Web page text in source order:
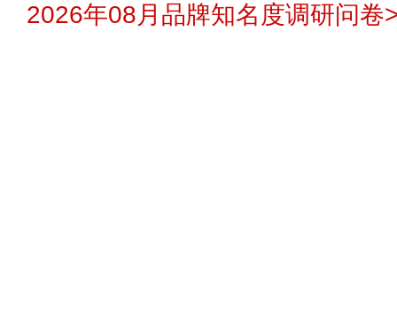
2026年08月品牌知名度调研问卷